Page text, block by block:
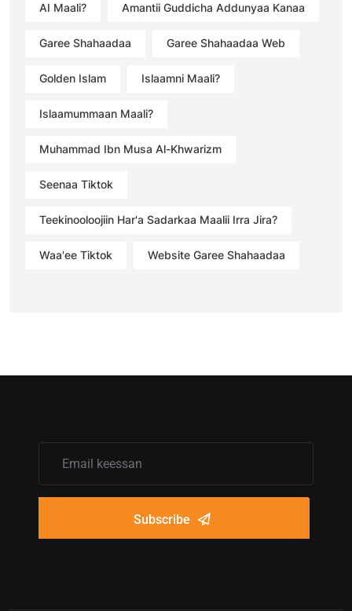
AI Maali? Amantii Guddicha Addunyaa Kanaa
Garee Shahaadaa Garee Shahaadaa Web
Golden Islam Islaamni Maali?
Islaamummaan Maali?
Muhammad Ibn Musa Al-Khwarizm
Seenaa Tiktok
Teekinooloojiin Har'a Sadarkaa Maalii Irra Jira?
Waa'ee Tiktok Website Garee Shahaadaa
Subscribe